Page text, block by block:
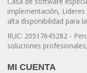
implementación,
alta disponibilidad para
RUC: 20517645282 -
soluciones
MI CUENTA